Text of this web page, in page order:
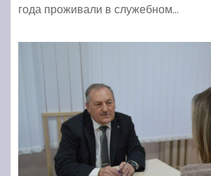
года проживали в служебном…